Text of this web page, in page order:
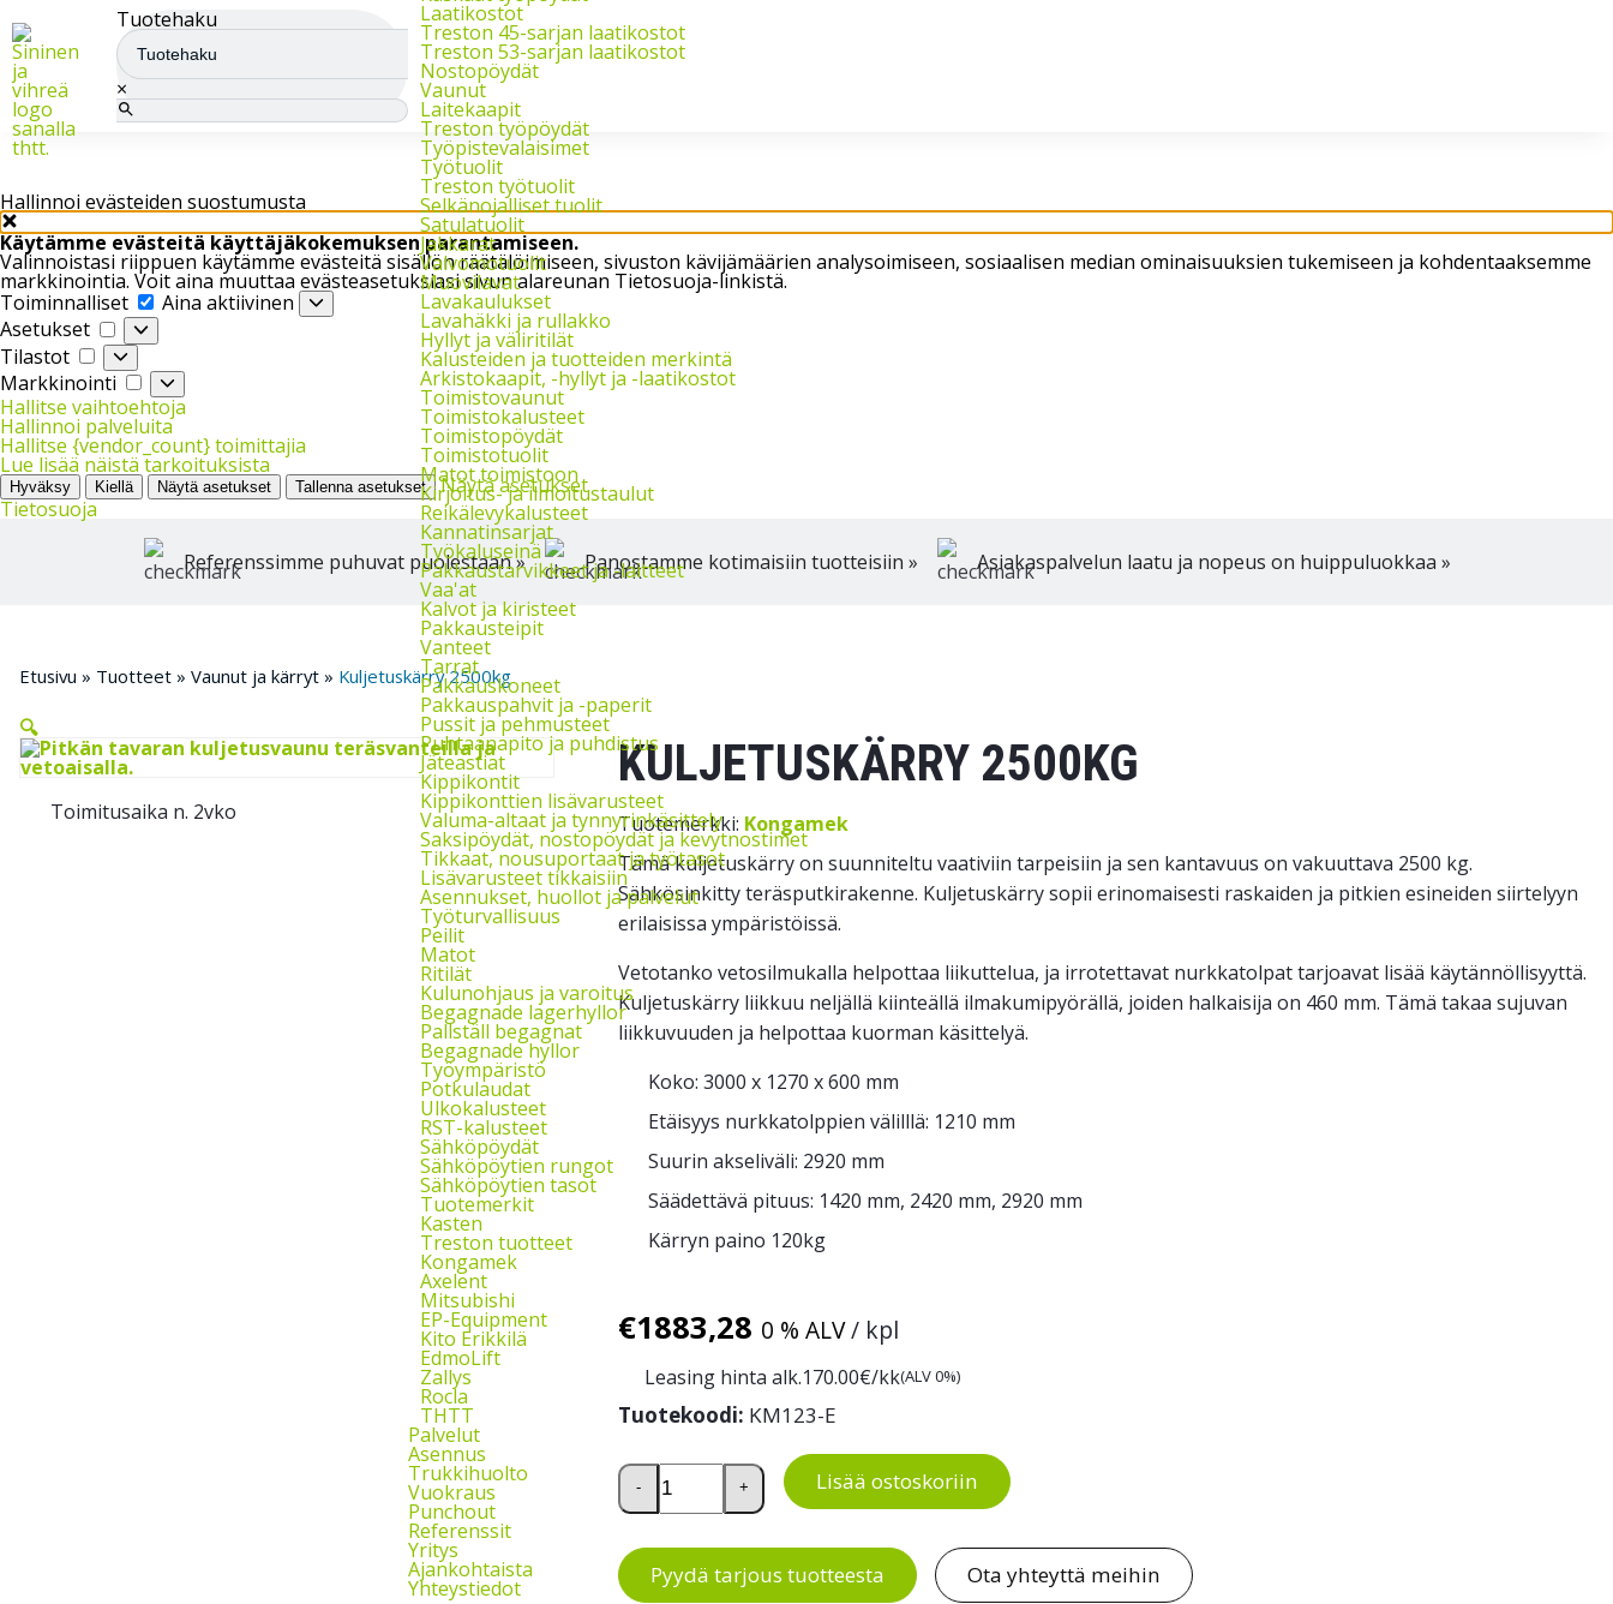
Hallinnoi evästeiden suostumusta
Käytämme evästeitä käyttäjäkokemuksen parantamiseen.
Valinnoistasi riippuen käytämme evästeitä sisällön räätälöimiseen, sivuston kävijämäärien analysoimiseen, sosiaalisen median ominaisuuksien tukemiseen ja kohdentaaksemme
markkinointia. Voit aina muuttaa evästeasetuksiasi sivun alareunan Tietosuoja-linkistä.
Toiminnalliset
Toiminnalliset
Aina aktiivinen
Asetukset
Asetukset
Tilastot
Tilastot
Markkinointi
Markkinointi
Hallitse vaihtoehtoja
Hallinnoi palveluita
Hallitse {vendor_count} toimittajia
Lue lisää näistä tarkoituksista
Hyväksy Kiellä Näytä asetukset Tallenna asetukset
Näytä asetukset
Tietosuoja
Tuotehaku
×
Laatikostot
Treston 45-sarjan laatikostot
Treston 53-sarjan laatikostot
Nostopöydät
Vaunut
Laitekaapit
Treston työpöydät
Työpistevalaisimet
Työtuolit
Treston työtuolit
Selkänojalliset tuolit
Satulatuolit
Jakkarat
Valvomotuolit
Muovilavat
Lavakaulukset
Lavahäkki ja rullakko
Hyllyt ja väliritilät
Kalusteiden ja tuotteiden merkintä
Arkistokaapit, -hyllyt ja -laatikostot
Toimistovaunut
Toimistokalusteet
Toimistopöydät
Toimistotuolit
Matot toimistoon
Kirjoitus- ja ilmoitustaulut
Reikälevykalusteet
Kannatinsarjat
Työkaluseinä
Pakkaustarvikkeet ja -laitteet
Vaa'at
Kalvot ja kiristeet
Pakkausteipit
Vanteet
Tarrat
Pakkauskoneet
Pakkauspahvit ja -paperit
Pussit ja pehmusteet
Puhtaanapito ja puhdistus
Jäteastiat
Kippikontit
Kippikonttien lisävarusteet
Valuma-altaat ja tynnyrinkäsittely
Saksipöydät, nostopöydät ja kevytnostimet
Tikkaat, nousuportaat ja työtasot
Lisävarusteet tikkaisiin
Asennukset, huollot ja palvelut
Työturvallisuus
Peilit
Matot
Ritilät
Kulunohjaus ja varoitus
Begagnade lagerhyllor
Pallställ begagnat
Begagnade hyllor
Työympäristö
Potkulaudat
Ulkokalusteet
RST-kalusteet
Sähköpöydät
Sähköpöytien rungot
Sähköpöytien tasot
Tuotemerkit
Kasten
Treston tuotteet
Kongamek
Axelent
Mitsubishi
EP-Equipment
Kito Erikkilä
EdmoLift
Zallys
Rocla
THTT
Palvelut
Asennus
Trukkihuolto
Vuokraus
Punchout
Referenssit
Yritys
Ajankohtaista
Yhteystiedot
Referenssimme puhuvat puolestaan » Panostamme kotimaisiin tuotteisiin » Asiakaspalvelun laatu ja nopeus on huippuluokkaa »
Etusivu » Tuotteet » Vaunut ja kärryt » Kuljetuskärry 2500kg
🔍
Toimitusaika n. 2vko
KULJETUSKÄRRY 2500KG
Tuotemerkki: Kongamek
Tämä kuljetuskärry on suunniteltu vaativiin tarpeisiin ja sen kantavuus on vakuuttava 2500 kg.
Sähkösinkitty teräsputkirakenne. Kuljetuskärry sopii erinomaisesti raskaiden ja pitkien esineiden siirtelyyn
erilaisissa ympäristöissä.
Vetotanko vetosilmukalla helpottaa liikuttelua, ja irrotettavat nurkkatolpat tarjoavat lisää käytännöllisyyttä.
Kuljetuskärry liikkuu neljällä kiinteällä ilmakumipyörällä, joiden halkaisija on 460 mm. Tämä takaa sujuvan
liikkuvuuden ja helpottaa kuorman käsittelyä.
Koko: 3000 x 1270 x 600 mm
Etäisyys nurkkatolppien välilllä: 1210 mm
Suurin akseliväli: 2920 mm
Säädettävä pituus: 1420 mm, 2420 mm, 2920 mm
Kärryn paino 120kg
€1883,28 0 % ALV/ kpl
Leasing hinta alk.170.00€/kk(ALV 0%)
Tuotekoodi: KM123-E
Kuljetuskärry 2500kg määrä
- + Lisää ostoskoriin
Pyydä tarjous tuotteesta Ota yhteyttä meihin